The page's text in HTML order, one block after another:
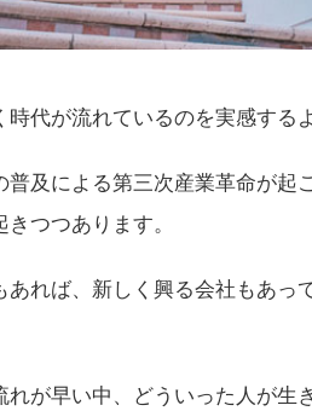
代が流れているのを実感する
普及による第三次産業革命が起
つつあります。
あれば、新しく興る会社もあっ
が早い中、どういった人が生